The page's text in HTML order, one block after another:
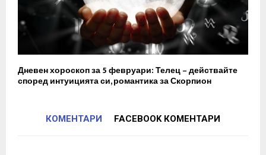
Дневен хороскоп за 5 февруари: Телец – действайте
според интуицията си, романтика за Скорпион
КОМЕНТАРИ FACEBOOK КОМЕНТАРИ